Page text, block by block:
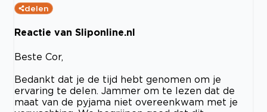
delen
Reactie van Sliponline.nl
Beste Cor,
Bedankt dat je de tijd hebt genomen om je
ervaring te delen. Jammer om te lezen dat de
maat van de pyjama niet overeenkwam met je